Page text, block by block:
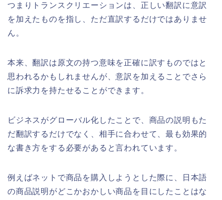
つまりトランスクリエーションは、正しい翻訳に意訳
を加えたものを指し、ただ直訳するだけではありませ
ん。
本来、翻訳は原文の持つ意味を正確に訳すものではと
思われるかもしれませんが、意訳を加えることでさら
に訴求力を持たせることができます。
ビジネスがグローバル化したことで、商品の説明もた
だ翻訳するだけでなく、相手に合わせて、最も効果的
な書き方をする必要があると言われています。
例えばネットで商品を購入しようとした際に、日本語
の商品説明がどこかおかしい商品を目にしたことはな